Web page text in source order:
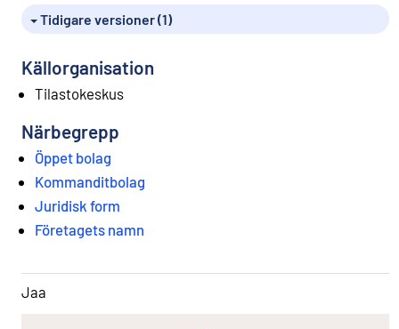
Tidigare versioner (1)
Källorganisation
Tilastokeskus
Närbegrepp
Öppet bolag
Kommanditbolag
Juridisk form
Företagets namn
Jaa